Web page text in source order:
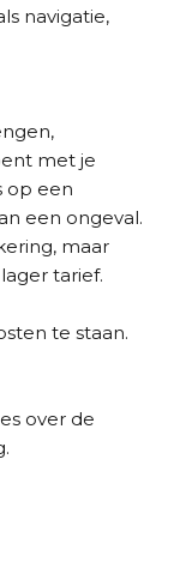
navigatie,
met je
op een
een ongeval.
maar
tarief.
te staan.
over de